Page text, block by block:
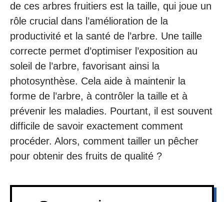
de ces arbres fruitiers est la taille, qui joue un
rôle crucial dans l’amélioration de la
productivité et la santé de l’arbre. Une taille
correcte permet d’optimiser l’exposition au
soleil de l’arbre, favorisant ainsi la
photosynthèse. Cela aide à maintenir la
forme de l’arbre, à contrôler la taille et à
prévenir les maladies. Pourtant, il est souvent
difficile de savoir exactement comment
procéder. Alors, comment tailler un pêcher
pour obtenir des fruits de qualité ?